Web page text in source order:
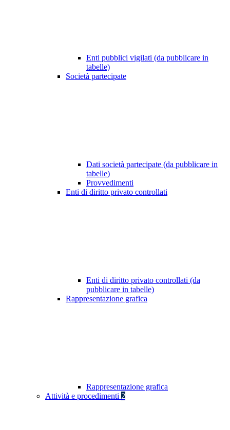
Enti pubblici vigilati (da pubblicare in
tabelle)
Società partecipate
Dati società partecipate (da pubblicare in
tabelle)
Provvedimenti
Enti di diritto privato controllati
Enti di diritto privato controllati (da
pubblicare in tabelle)
Rappresentazione grafica
Rappresentazione grafica
Attività e procedimenti 2